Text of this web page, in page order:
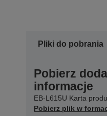
Pliki do pobrania
Pobierz
informacje
EB-L615U Karta
Pobierz plik w